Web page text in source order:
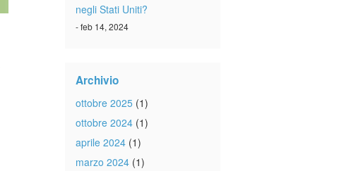
negli Stati Uniti?
- feb 14, 2024
Archivio
ottobre 2025 (1)
ottobre 2024 (1)
aprile 2024 (1)
marzo 2024 (1)